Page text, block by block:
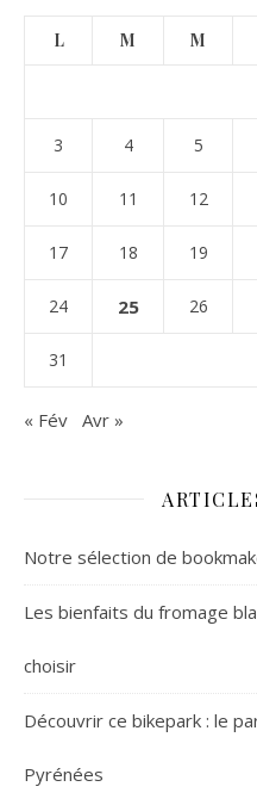
L M M
3 4 5
10 11 12
17 18 19
24 25 26
31
« Fév Avr »
Notre sélection de
Les bienfaits du fromage
choisir
Découvrir ce bikepark : le
Pyrénées